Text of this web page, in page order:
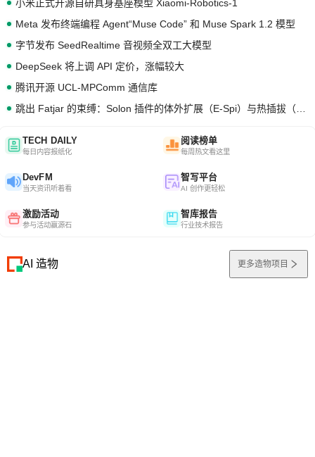
小米正式开源自研具身基座模型 Xiaomi-Robotics-1
Meta 发布终端编程 Agent“Muse Code” 和 Muse Spark 1.2 模型
字节发布 SeedRealtime 音视频全双工大模型
DeepSeek 将上调 API 定价，涨幅较大
腾讯开源 UCL-MPComm 通信库
TECH DAILY
每日内容报纸化
阅读榜单
每周热文看这里
DevFM
当天资讯听着看
智写平台
AI 创作更轻松
激励活动
参与活动赢源石
智库报告
行业技术报告
AI 造物 更多造物项目